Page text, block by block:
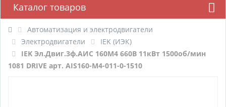
Каталог товаров
Автоматизация и электродвигатели
Электродвигатели
IEK (ИЭК)
IEK Эл.Двиг.3ф.АИС 160M4 660В 11кВт 1500об/мин
1081 DRIVE арт. AIS160-M4-011-0-1510